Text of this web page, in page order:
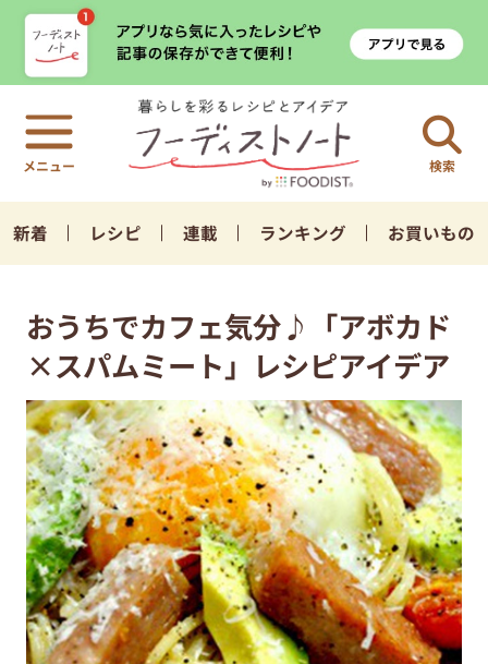
検索
新着 レシピ 連載 ランキング お買いもの
おうちでカフェ気分♪「アボカド
×スパムミート」レシピアイデア